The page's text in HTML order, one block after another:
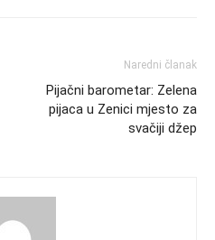
Naredni članak
Pijačni barometar: Zelena
pijaca u Zenici mjesto za
svačiji džep